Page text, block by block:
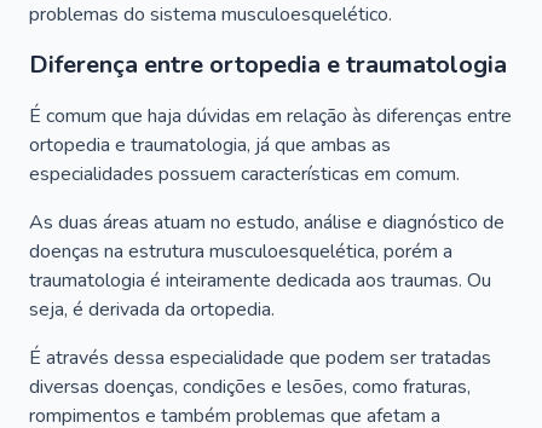
problemas do sistema musculoesquelético.
Diferença entre ortopedia e traumatologia
É comum que haja dúvidas em relação às diferenças entre
ortopedia e traumatologia, já que ambas as
especialidades possuem características em comum.
As duas áreas atuam no estudo, análise e diagnóstico de
doenças na estrutura musculoesquelética, porém a
traumatologia é inteiramente dedicada aos traumas. Ou
seja, é derivada da ortopedia.
É através dessa especialidade que podem ser tratadas
diversas doenças, condições e lesões, como fraturas,
rompimentos e também problemas que afetam a